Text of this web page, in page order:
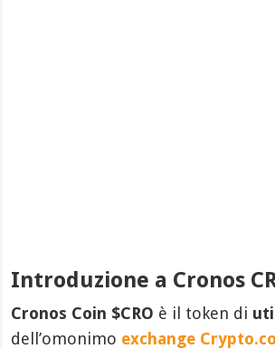
Introduzione a Cronos
Cronos Coin $CRO è il token di
dell’omonimo exchange